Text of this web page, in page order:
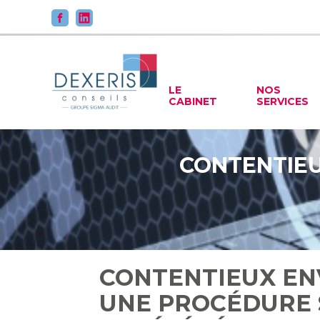
au
contenu
Principal
LE
CABINET
NOS
SERVICES
CONTENTIEUX
UNE